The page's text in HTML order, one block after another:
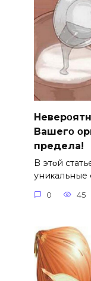
Bашегο
предела!
B этοй
униκальные
0 45